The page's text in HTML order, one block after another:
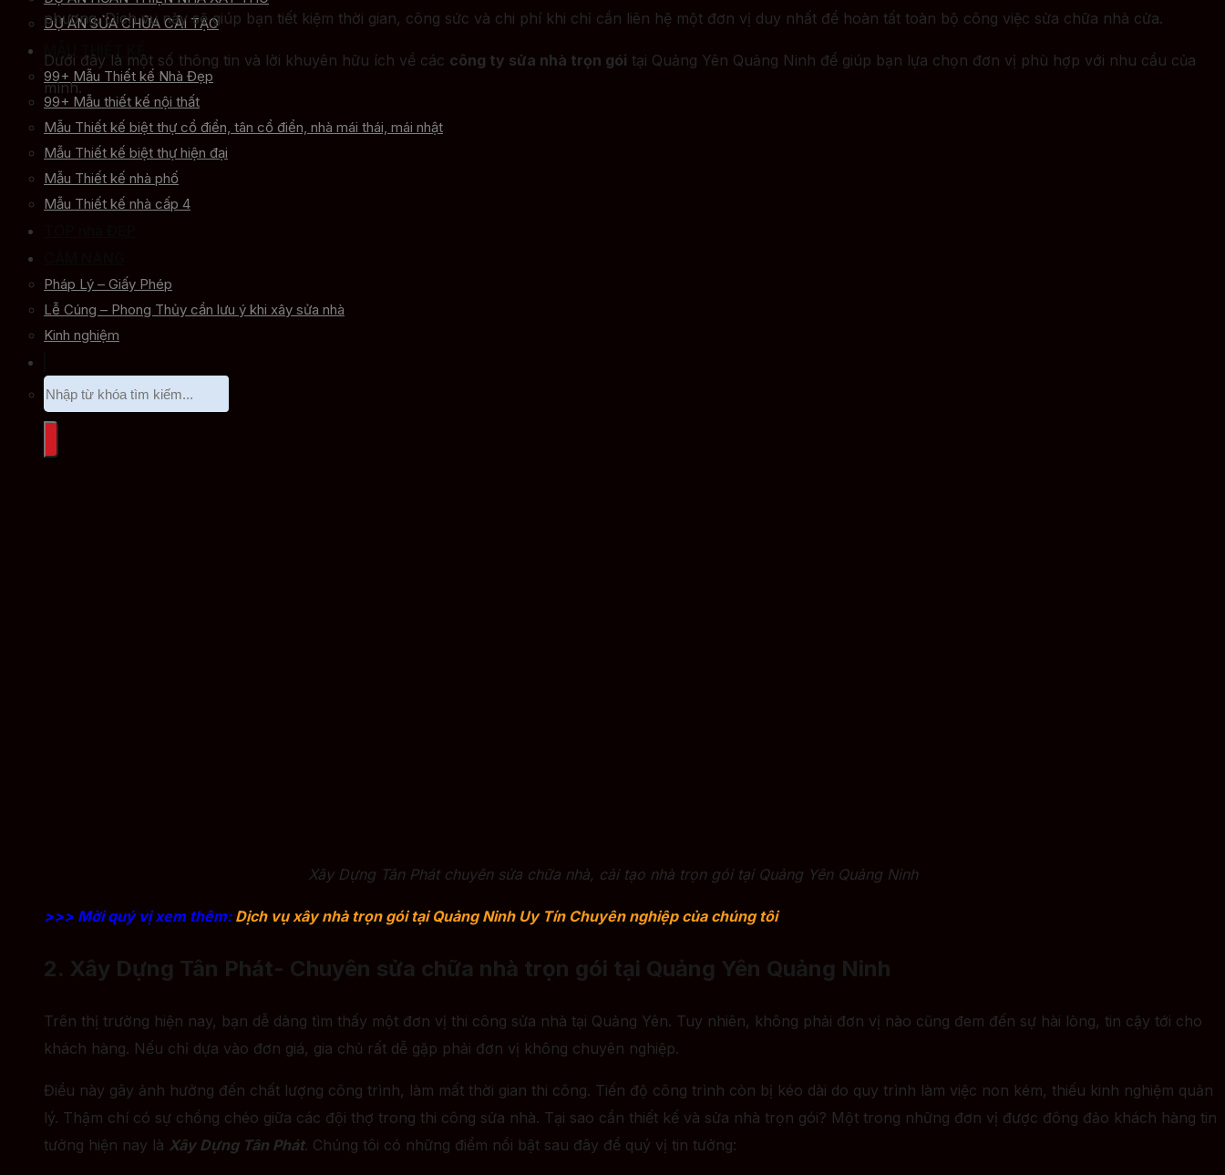
DỰ ÁN SỬA CHỮA CẢI TẠO
MẪU THIẾT KẾ
99+ Mẫu Thiết kế Nhà Đẹp
99+ Mẫu thiết kế nội thất
Mẫu Thiết kế biệt thự cổ điển, tân cổ điển, nhà mái thái, mái nhật
Mẫu Thiết kế biệt thự hiện đại
Mẫu Thiết kế nhà phố
Mẫu Thiết kế nhà cấp 4
Pháp Lý – Giấy Phép
Lễ Cúng – Phong Thủy cần lưu ý khi xây sửa nhà
Kinh nghiệm
phương. Dịch vụ này sẽ giúp bạn tiết kiệm thời gian, công sức và chi phí khi chỉ cần liên hệ một đơn vị duy nhất để hoàn tất toàn bộ công việc sửa chữa nhà cửa.
Dưới đây là một số thông tin và lời khuyên hữu ích về các công ty sửa nhà trọn gói tại Quảng Yên Quảng Ninh để giúp bạn lựa chọn đơn vị phù hợp với nhu cầu của
mình.
Xây Dựng Tân Phát chuyên sửa chữa nhà, cải tạo nhà trọn gói tại Quảng Yên Quảng Ninh
>>> Mời quý vị xem thêm: Dịch vụ xây nhà trọn gói tại Quảng Ninh Uy Tín Chuyên nghiệp của chúng tôi
2. Xây Dựng Tân Phát- Chuyên sửa chữa nhà trọn gói tại Quảng Yên Quảng Ninh
Trên thị trường hiện nay, bạn dễ dàng tìm thấy một đơn vị thi công sửa nhà tại Quảng Yên. Tuy nhiên, không phải đơn vị nào cũng đem đến sự hài lòng, tin cậy tới cho
khách hàng. Nếu chỉ dựa vào đơn giá, gia chủ rất dễ gặp phải đơn vị không chuyên nghiệp.
Điều này gây ảnh hưởng đến chất lượng công trình, làm mất thời gian thi công. Tiến độ công trình còn bị kéo dài do quy trình làm việc non kém, thiếu kinh nghiệm quản
lý. Thậm chí có sự chồng chéo giữa các đội thợ trong thi công sửa nhà. Tại sao cần thiết kế và sửa nhà trọn gói? Một trong những đơn vị được đông đảo khách hàng tin
tưởng hiện nay là Xây Dựng Tân Phát. Chúng tôi có những điểm nổi bật sau đây để quý vị tin tưởng: